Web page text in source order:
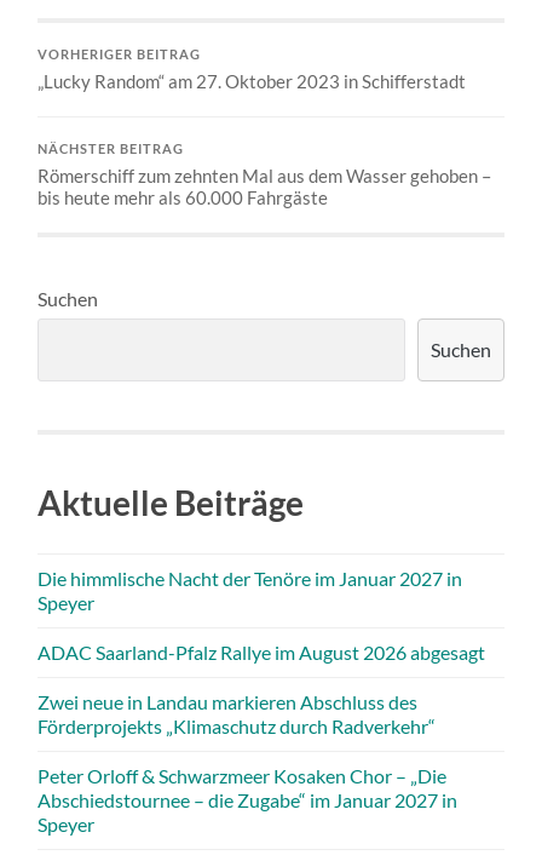
VORHERIGER BEITRAG
„Lucky Random“ am 27. Oktober 2023 in Schifferstadt
NÄCHSTER BEITRAG
Römerschiff zum zehnten Mal aus dem Wasser gehoben –
bis heute mehr als 60.000 Fahrgäste
Suchen
Suchen
Aktuelle Beiträge
Die himmlische Nacht der Tenöre im Januar 2027 in
Speyer
ADAC Saarland-Pfalz Rallye im August 2026 abgesagt
Zwei neue in Landau markieren Abschluss des
Förderprojekts „Klimaschutz durch Radverkehr“
Peter Orloff & Schwarzmeer Kosaken Chor – „Die
Abschiedstournee – die Zugabe“ im Januar 2027 in
Speyer